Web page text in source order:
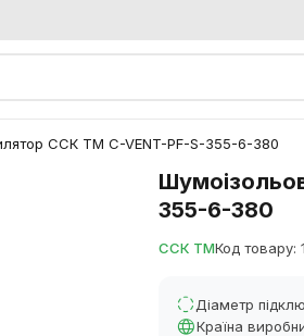
ССК ТМ C-VENT-PF-S-355-6-380
355-6-380
ССК ТМКод товару:
Діаметр
Країна